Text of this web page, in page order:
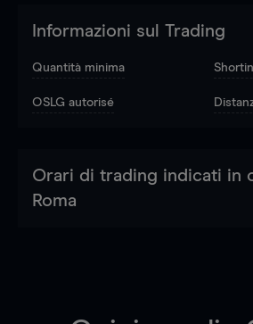
Informazioni sul Trading
Quantità minima
OSLG autorisé
Orari di trading indicati in
Roma